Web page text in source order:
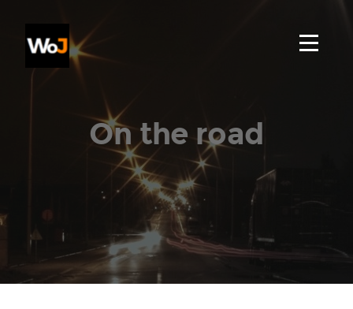
On the road